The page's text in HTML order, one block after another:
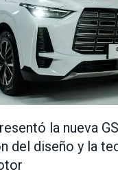
la nueva
del diseño y la